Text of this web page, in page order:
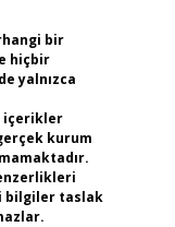
bir
hiçbir
yalnızca
içerikler
kurum
bilgiler taslak